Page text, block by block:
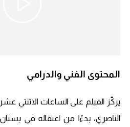
المحتوى الفني والدرامي
يركّز الفيلم على الساعات الاثنتي
الناصري، بدءًا من اعتقاله في بستان